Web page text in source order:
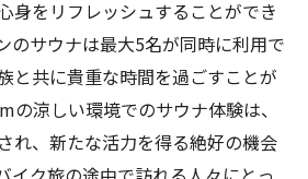
身をリフレッシュすることができ
のサウナは最大5名が同時に利用で
と共に貴重な時間を過ごすことが
の涼しい環境でのサウナ体験は、
れ、新たな活力を得る絶好の機会